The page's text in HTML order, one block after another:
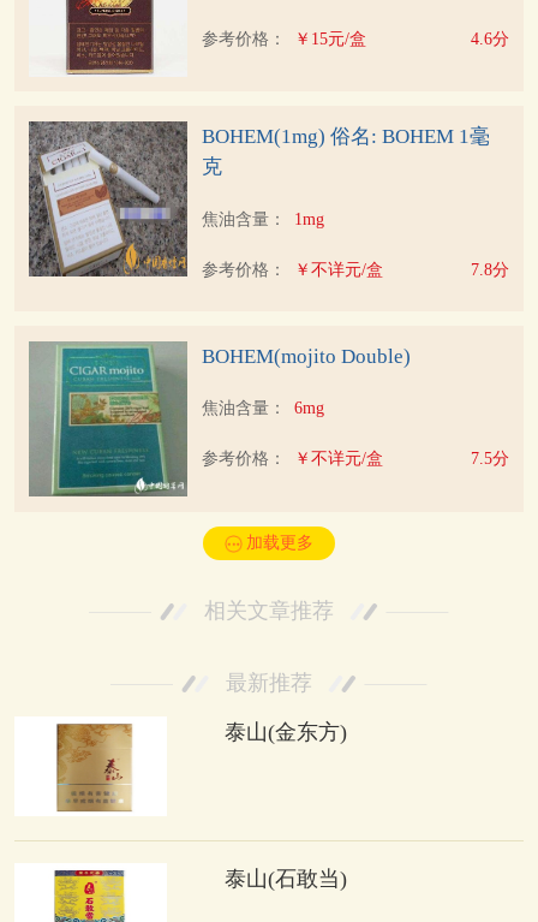
参考价格： ￥15元/盒 4.6分
BOHEM(1mg) 俗名: BOHEM 1毫
克
焦油含量： 1mg
参考价格： ￥不详元/盒 7.8分
BOHEM(mojito Double)
焦油含量： 6mg
参考价格： ￥不详元/盒 7.5分
加载更多
相关文章推荐
最新推荐
泰山(金东方)
泰山(石敢当)